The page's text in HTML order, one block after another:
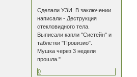
Сделали УЗИ. В заключении
написали - Деструкция
стекловидного тела.
Выписали капли "Систейн" и
таблетки "Провизио".
Мушка через 3 недели
прошла."
0